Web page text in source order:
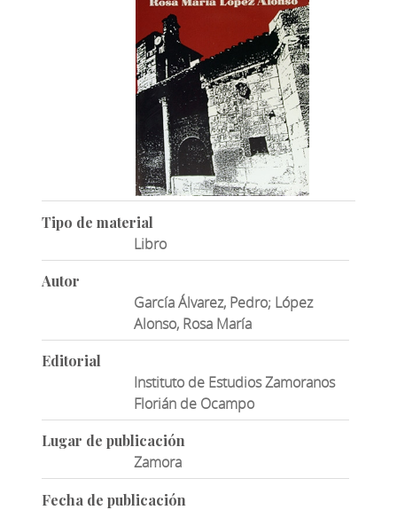
Tipo de material
Libro
Autor
García Álvarez, Pedro; López
Alonso, Rosa María
Editorial
Instituto de Estudios Zamoranos
Florián de Ocampo
Lugar de publicación
Zamora
Fecha de publicación